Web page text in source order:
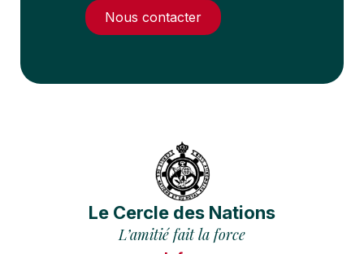
Nous contacter
Le Cercle des Nations
L’amitié fait la force